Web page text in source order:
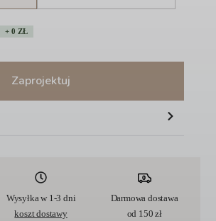
+ 0 ZŁ
Zaprojektuj
Wysyłka w 1-3 dni
koszt dostawy
Darmowa dostawa
od 150 zł